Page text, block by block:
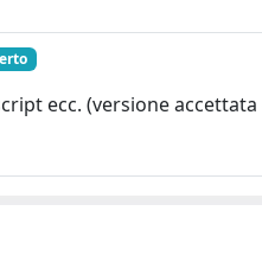
ecc. (versione